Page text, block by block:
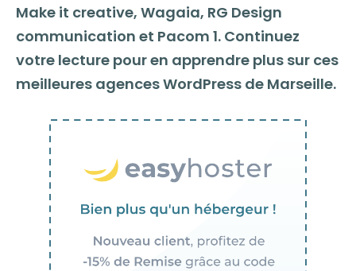
Make it creative, Wagaia, RG Design
communication et Pacom 1. Continuez
votre lecture pour en apprendre plus sur ces
meilleures agences WordPress de Marseille.